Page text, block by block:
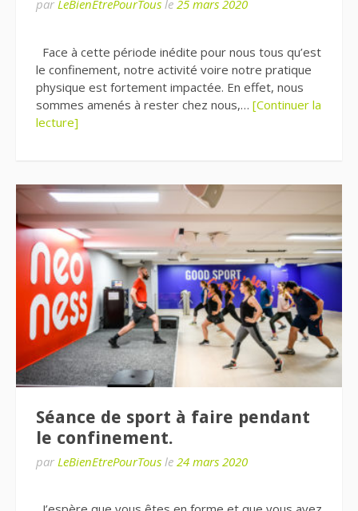
par LeBienEtrePourTous le 25 mars 2020
Face à cette période inédite pour nous tous qu’est
le confinement, notre activité voire notre pratique
physique est fortement impactée. En effet, nous
sommes amenés à rester chez nous,… [Continuer la
lecture]
Séance de sport à faire pendant
le confinement.
par LeBienEtrePourTous le 24 mars 2020